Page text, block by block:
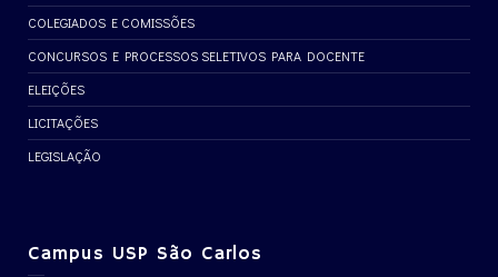
COLEGIADOS E COMISSÕES
CONCURSOS E PROCESSOS SELETIVOS PARA DOCENTE
ELEIÇÕES
LICITAÇÕES
LEGISLAÇÃO
Campus USP São Carlos